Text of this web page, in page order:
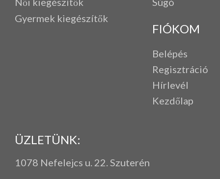
Gyermek kiegészítők
FIÓKOM
Belépés
Regisztráció
Hírlevél
Kezdőlap
ÜZLETÜNK:
1078 Nefelejcs u. 22. Szuterén